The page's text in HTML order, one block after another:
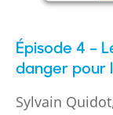
Épisode 4 –
danger pour
Sylvain